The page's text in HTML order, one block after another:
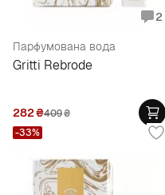
2
Парфумована вода
Gritti Rebrode
282₴409₴
-33%